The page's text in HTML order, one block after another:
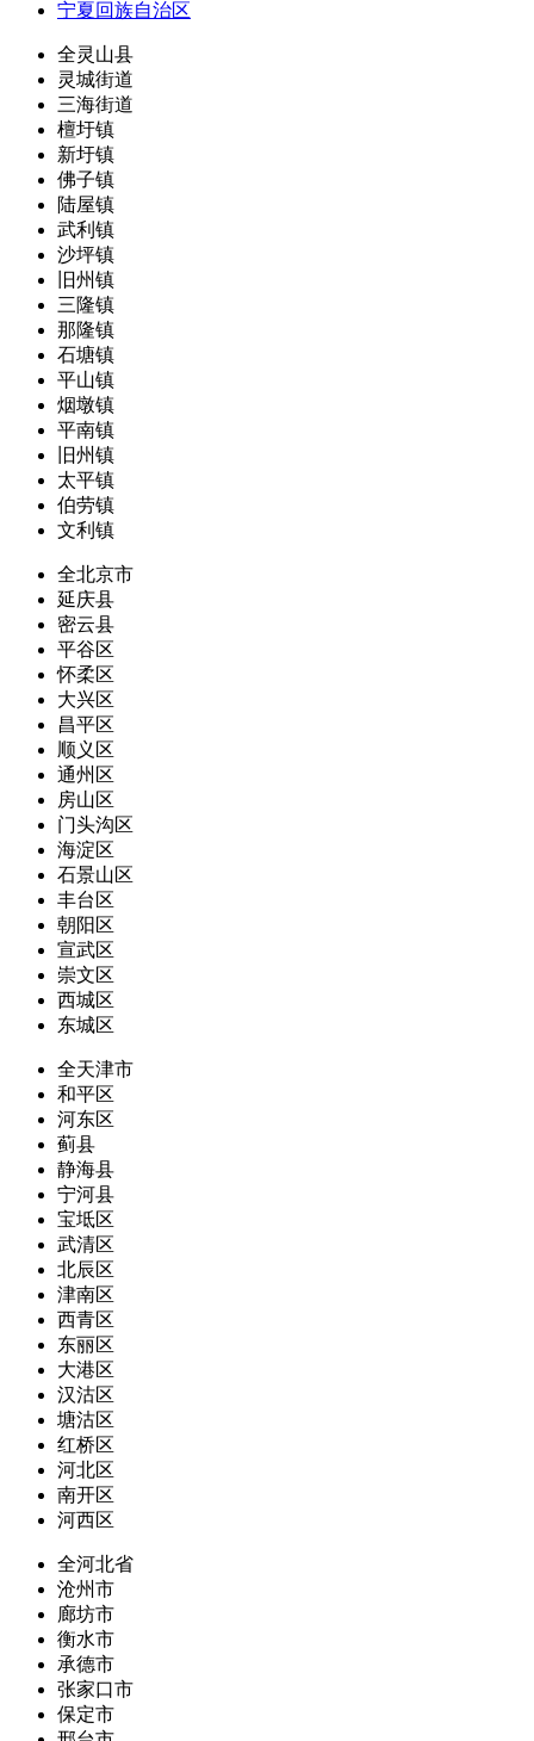
宁夏回族自治区
全灵山县
灵城街道
三海街道
檀圩镇
新圩镇
佛子镇
陆屋镇
武利镇
沙坪镇
旧州镇
三隆镇
那隆镇
石塘镇
平山镇
烟墩镇
平南镇
旧州镇
太平镇
伯劳镇
文利镇
全北京市
延庆县
密云县
平谷区
怀柔区
大兴区
昌平区
顺义区
通州区
房山区
门头沟区
海淀区
石景山区
丰台区
朝阳区
宣武区
崇文区
西城区
东城区
全天津市
和平区
河东区
蓟县
静海县
宁河县
宝坻区
武清区
北辰区
津南区
西青区
东丽区
大港区
汉沽区
塘沽区
红桥区
河北区
南开区
河西区
全河北省
沧州市
廊坊市
衡水市
承德市
张家口市
保定市